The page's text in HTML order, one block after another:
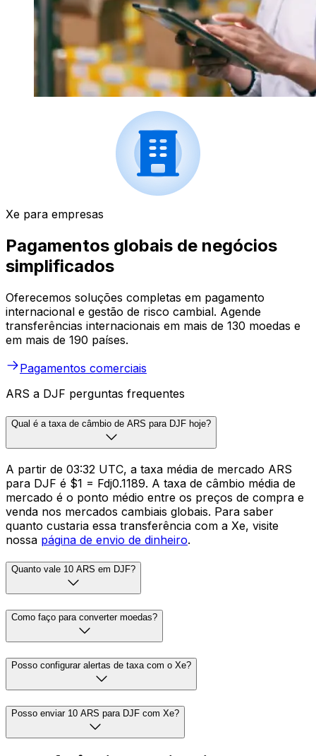
Xe para empresas
Pagamentos globais de negócios
simplificados
Oferecemos soluções completas em pagamento
internacional e gestão de risco cambial. Agende
transferências internacionais em mais de 130 moedas e
em mais de 190 países.
Pagamentos comerciais
ARS a DJF perguntas frequentes
Qual é a taxa de câmbio de ARS para DJF hoje?
A partir de 03:32 UTC, a taxa média de mercado ARS
para DJF é $1 = Fdj0.1189. A taxa de câmbio média de
mercado é o ponto médio entre os preços de compra e
venda nos mercados cambiais globais. Para saber
quanto custaria essa transferência com a Xe, visite
nossa página de envio de dinheiro.
Quanto vale 10 ARS em DJF?
Como faço para converter moedas?
Posso configurar alertas de taxa com o Xe?
Posso enviar 10 ARS para DJF com Xe?